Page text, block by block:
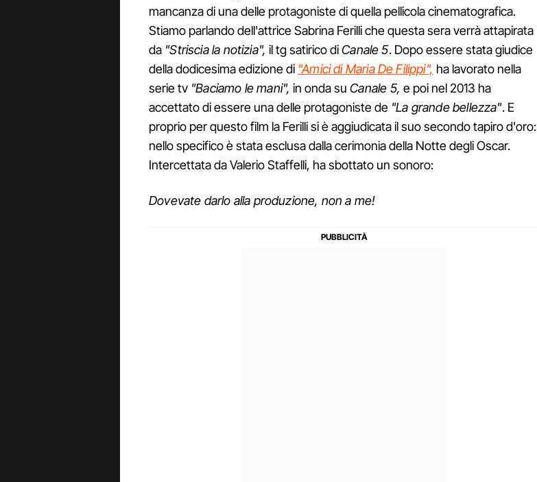
mancanza di una delle protagoniste di quella pellicola cinematografica.
Stiamo parlando dell'attrice Sabrina Ferilli che questa sera verrà attapirata
da "Striscia la notizia", il tg satirico diCanale 5. Dopo essere stata giudice
della dodicesima edizione di "Amici di Maria De Filippi", ha lavorato nella
serie tv "Baciamo le mani", in onda suCanale 5, e poi nel 2013 ha
accettato di essere una delle protagoniste de "La grande bellezza". E
proprio per questo film la Ferilli si è aggiudicata il suo secondo tapiro d'oro:
nello specifico è stata esclusa dalla cerimonia della Notte degli Oscar.
Intercettata da Valerio Staffelli, ha sbottato un sonoro:
Dovevate darlo alla produzione, non a me!